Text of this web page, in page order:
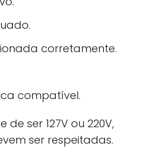
corretamente.
compatível.
ser 127V ou 220V,
ser respeitadas.